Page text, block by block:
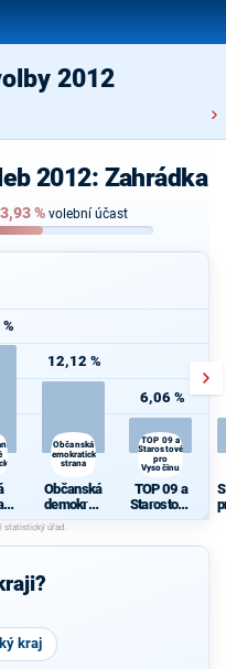
2012
2012: Zahrádka
% volební účast
12,12 %
Občanská
demokratická
strana
Občanská
demokrati
cká strana
6,06 %
TOP 09 a
Starostové
pro
Vysočinu
TOP 09 a
Starostové
pro
kraj